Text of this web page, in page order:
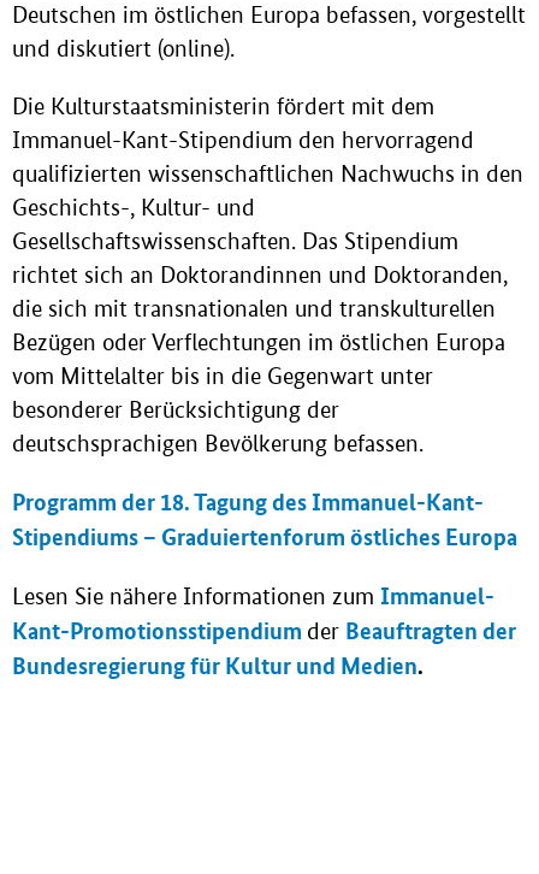
Deutschen im östlichen Europa befassen, vorgestellt
und diskutiert (online).
Die Kulturstaatsministerin fördert mit dem
Immanuel-Kant-Stipendium den hervorragend
qualifizierten wissenschaftlichen Nachwuchs in den
Geschichts-, Kultur- und
Gesellschaftswissenschaften. Das Stipendium
richtet sich an Doktorandinnen und Doktoranden,
die sich mit transnationalen und transkulturellen
Bezügen oder Verflechtungen im östlichen Europa
vom Mittelalter bis in die Gegenwart unter
besonderer Berücksichtigung der
deutschsprachigen Bevölkerung befassen.
Programm der 18. Tagung des Immanuel-Kant-
Stipendiums – Graduiertenforum östliches Europa
Lesen Sie nähere Informationen zum Immanuel-
Kant-Promotionsstipendium der Beauftragten der
Bundesregierung für Kultur und Medien.